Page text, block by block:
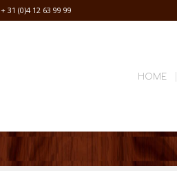
+ 31 (0)4 12 63 99 99
HOME